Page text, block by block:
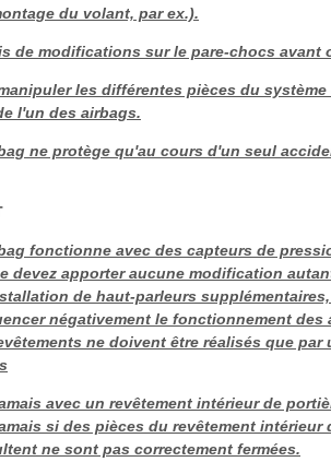
du volant, par ex.).
de modifications sur le pare-chocs avant
les différentes pièces du
l'un des airbags.
ne protège qu'au cours d'un seul
fonctionne avec des capteurs de
devez apporter aucune modification
de haut-parleurs
négativement le fonctionnement des
ne doivent être réalisés que
avec un revêtement intérieur de
si des pièces du revêtement
ne sont pas correctement fermées.